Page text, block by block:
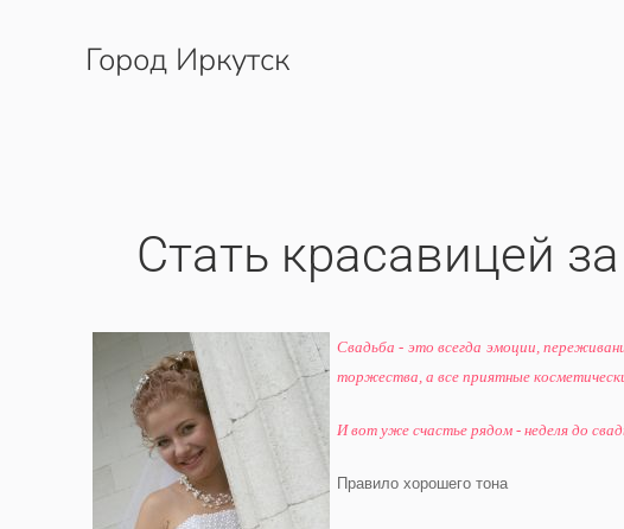
Перейти к содержимому
Город Иркутск
Стать красавицей
Свадьба - это всегда эмоции,
торжества, а все приятные
И вот уже счастье рядом - неделя до
Правило хорошего тона